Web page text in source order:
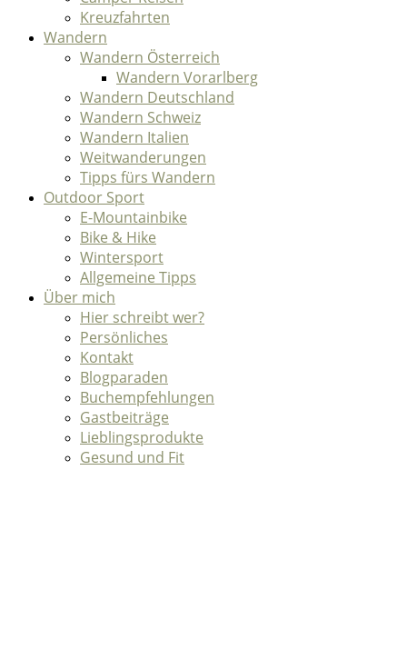
Kreuzfahrten
Wandern
Wandern Österreich
Wandern Vorarlberg
Wandern Deutschland
Wandern Schweiz
Wandern Italien
Weitwanderungen
Tipps fürs Wandern
Outdoor Sport
E-Mountainbike
Bike & Hike
Wintersport
Allgemeine Tipps
Über mich
Hier schreibt wer?
Persönliches
Kontakt
Blogparaden
Buchempfehlungen
Gastbeiträge
Lieblingsprodukte
Gesund und Fit